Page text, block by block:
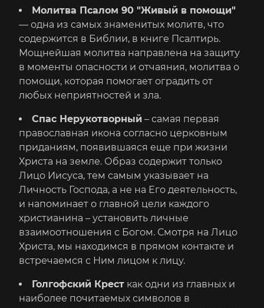
Молитва Псалом 90 "Живый в помощи"
— одна из самых знаменитых молитв, что
содержится в Библии, в книге Псалтирь.
Мощнейшая молитва направлена на защиту
в моменты опасности и отчаяния, молитва о
помощи, которая помогает оградить от
любых неприятностей и зла.
Спас Нерукотворный – самая первая
православная икона согласно церковным
приданиям, появившаяся еще при жизни
Христа на земле. Образ содержит только
Лицо Иисуса, тем самым указывает на
Личность Господа, а не на Его деятельность,
и напоминает о главной цели каждого
христианина – установить личные
взаимоотношения с Богом. Смотря на Лицо
Христа, мы находимся в прямом контакте и
встречаемся с Ним лицом к лицу.
Голгофский Крест как одни из главных и
наиболее почитаемых символов в